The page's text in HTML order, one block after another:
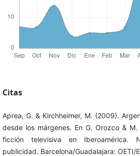
Citas
Aprea, G. & Kirchheimer, M. (2009).
desde los márgenes. En G. Orozco & M.
ficción televisiva en Iberoamérica.
publicidad. Barcelona/Guadalajara: OETI/